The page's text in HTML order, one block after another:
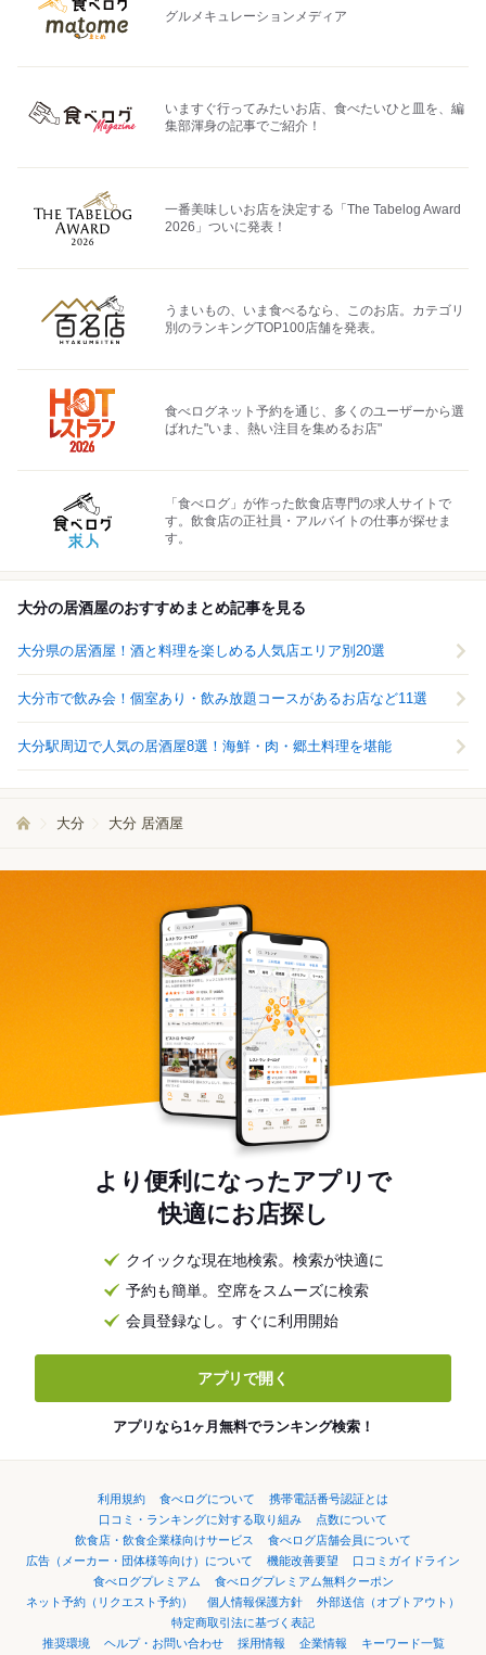
グルメキュレーションメディア
いますぐ行ってみたいお店、食べたいひと皿を、編
集部渾身の記事でご紹介！
一番美味しいお店を決定する「The Tabelog Award
2026」ついに発表！
うまいもの、いま食べるなら、このお店。カテゴリ
別のランキングTOP100店舗を発表。
食べログネット予約を通じ、多くのユーザーから選
ばれた"いま、熱い注目を集めるお店"
「食べログ」が作った飲食店専門の求人サイトで
す。飲食店の正社員・アルバイトの仕事が探せま
す。
大分の居酒屋のおすすめまとめ記事を見る
大分県の居酒屋！酒と料理を楽しめる人気店エリア別20選
大分市で飲み会！個室あり・飲み放題コースがあるお店など11選
大分駅周辺で人気の居酒屋8選！海鮮・肉・郷土料理を堪能
大分 大分 居酒屋
より便利になったアプリで
快適にお店探し
クイックな現在地検索。検索が快適に
予約も簡単。空席をスムーズに検索
会員登録なし。すぐに利用開始
アプリで開く
アプリなら1ヶ月無料でランキング検索！
利用規約 食べログについて
携帯電話番号認証とは
口コミ・ランキングに対する取り組み
点数について
飲食店・飲食企業様向けサービス
食べログ店舗会員について
広告（メーカー・団体様等向け）について
機能改善要望
口コミガイドライン
食べログプレミアム
食べログプレミアム無料クーポン
ネット予約（リクエスト予約）
個人情報保護方針
外部送信（オプトアウト）
特定商取引法に基づく表記
推奨環境
ヘルプ・お問い合わせ 採用情報 企業情報 キーワード一覧